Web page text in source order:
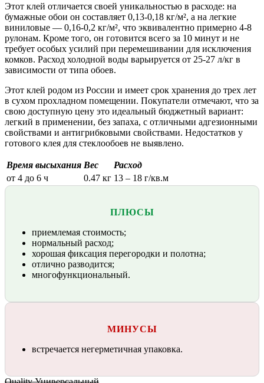
Этот клей отличается своей уникальностью в расходе: на
бумажные обои он составляет 0,13-0,18 кг/м², а на легкие
виниловые — 0,16-0,2 кг/м², что эквивалентно примерно 4-8
рулонам. Кроме того, он готовится всего за 10 минут и не
требует особых усилий при перемешивании для исключения
комков. Расход холодной воды варьируется от 25-27 л/кг в
зависимости от типа обоев.
Этот клей родом из России и имеет срок хранения до трех лет
в сухом прохладном помещении. Покупатели отмечают, что за
свою доступную цену это идеальный бюджетный вариант:
легкий в применении, без запаха, с отличными адгезионными
свойствами и антигрибковыми свойствами. Недостатков у
готового клея для стеклообоев не выявлено.
Время высыхания Вес
Расход
от 4 до 6 ч
0.47 кг 13 – 18 г/кв.м
ПЛЮСЫ
приемлемая стоимость;
нормальный расход;
хорошая фиксация перегородки и полотна;
отлично разводится;
многофункциональный.
МИНУСЫ
встречается негерметичная упаковка.